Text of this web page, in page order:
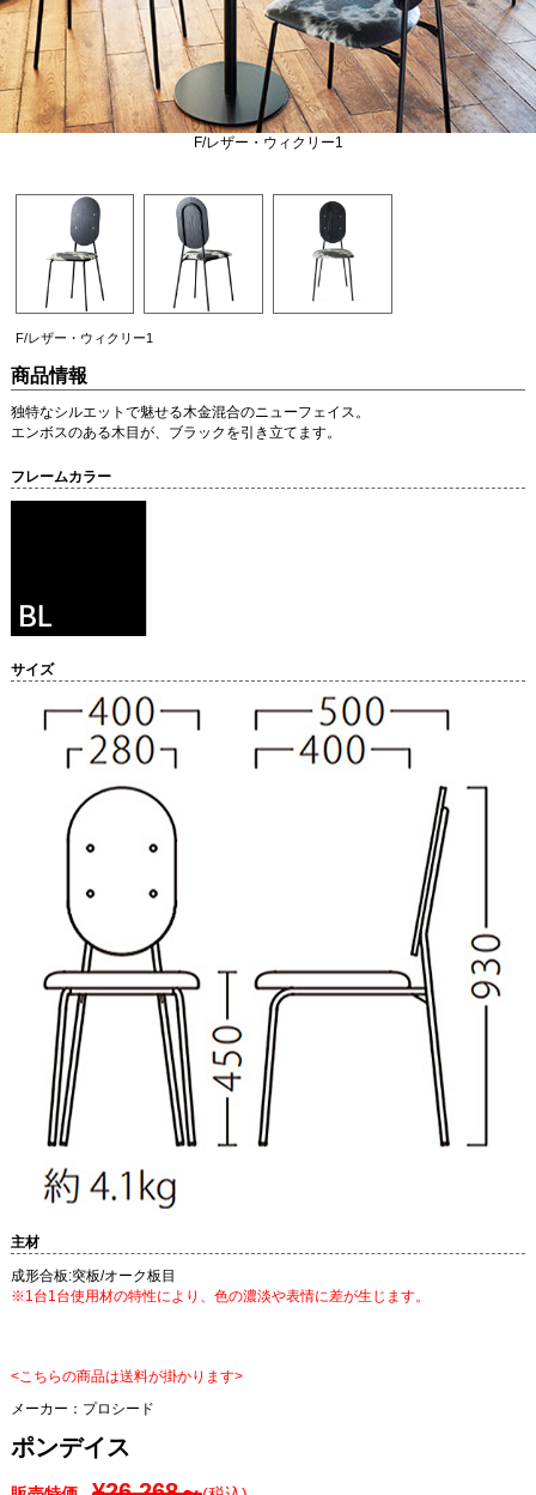
F/レザー・ウィクリー1
F/レザー・ウィクリー1
商品情報
独特なシルエットで魅せる木金混合のニューフェイス。
エンボスのある木目が、ブラックを引き立てます。
フレームカラー
サイズ
主材
成形合板:突板/オーク板目
※1台1台使用材の特性により、色の濃淡や表情に差が生じます。
<こちらの商品は送料が掛かります>
メーカー： プロシード
ポンデイス